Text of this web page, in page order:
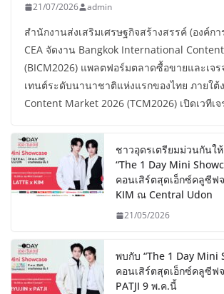
21/07/2026 admin
สำนักงานส่งเสริมเศรษฐกิจสร้างสรรค์ (องค์ก
CEA จัดงาน Bangkok International
(BICM2026) แพลตฟอร์มตลาดซื้อขายและเจ
เทนต์ระดับนานาชาติแห่งแรกของไทย ภายใต้
Content Market 2026 (TCM2026) เปิดเวทีเ
ชาวอุดรเตรียมม่วนกันใ
“The 1 Day Mini
คอนเสิร์ตสุดเอ็กซ์คลูซีฟจ
KIM ณ Central Udon
21/05/2026
พบกับ “The 1 Day Mini
คอนเสิร์ตสุดเอ็กซ์คลูซีฟจ
PATJI 9 พ.ค.นี้